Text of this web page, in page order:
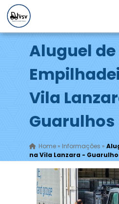
Aluguel de
Vila
Guarulhos
Home» Informações »
na Vila Lanzara -